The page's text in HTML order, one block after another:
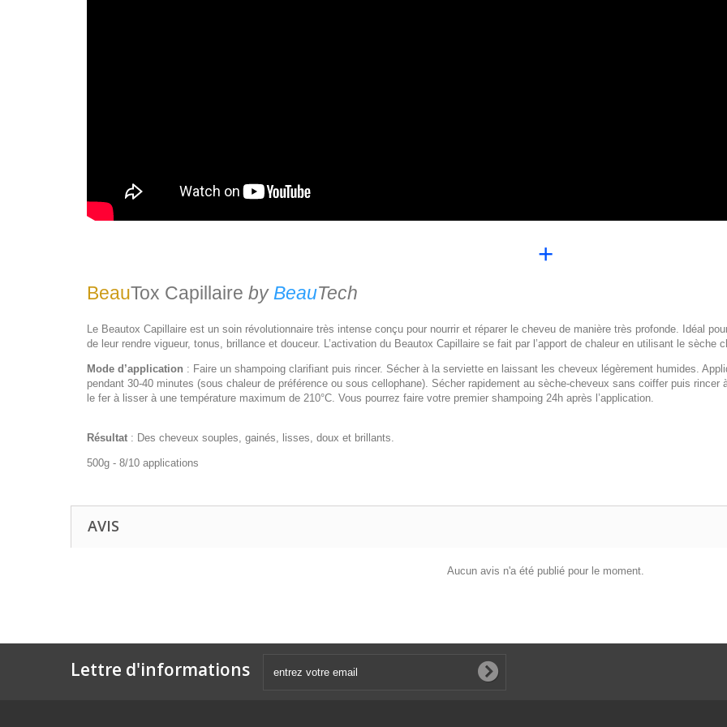
+
BeauTox Capillaire by BeauTech
Le Beautox Capillaire est un soin révolutionnaire très intense conçu pour nourrir et réparer le cheveu de manière très profonde. Idéal
de leur rendre vigueur, tonus, brillance et douceur. L’activation du Beautox Capillaire se fait par l’apport de chaleur en utilisant le sèche
Mode d’application : Faire un shampoing clarifiant puis rincer. Sécher à la serviette en laissant les cheveux légèrement humides.
pendant 30-40 minutes (sous chaleur de préférence ou sous cellophane). Sécher rapidement au sèche-cheveux sans coiffer puis
le fer à lisser à une température maximum de 210°C. Vous pourrez faire votre premier shampoing 24h après l’application.
Résultat : Des cheveux souples, gainés, lisses, doux et brillants.
500g - 8/10 applications
AVIS
Aucun avis n'a été publié pour le moment.
Lettre d'informations